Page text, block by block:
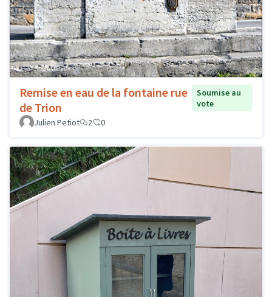
Remise en eau de la fontaine rue
de Trion
Soumise au
vote
Julien Petiot
2 0